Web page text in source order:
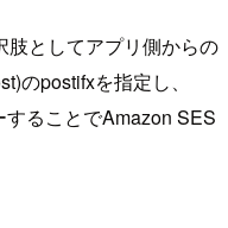
肢としてアプリ側からの
のpostifxを指定し、
ることでAmazon SES